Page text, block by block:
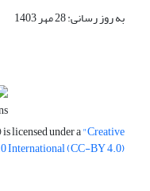
به روز رسانی: 28 مهر 1403
licensed under a"Creative
International (CC-BY 4.0)"